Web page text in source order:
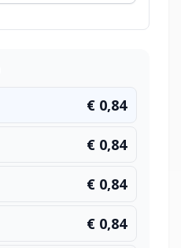
€ 0,84
€ 0,84
€ 0,84
€ 0,84